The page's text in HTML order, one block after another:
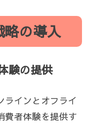
略の導入
験の提供
ラインとオフライ
費者体験を提供す